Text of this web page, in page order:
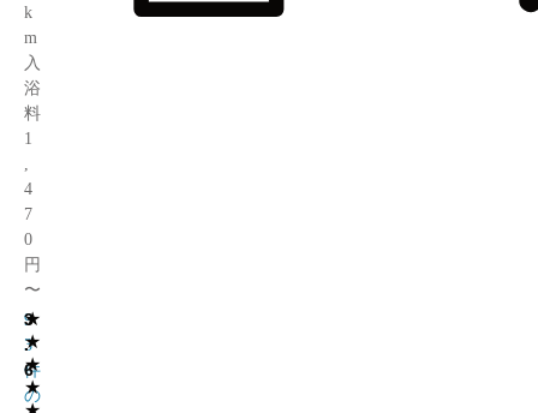
k
m
入
浴
料
1
4
7
0
円
〜
★
★
★
★
3
.
6
9
3
件
の